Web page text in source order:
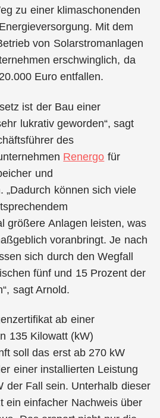
zu einer klimaschonenden
Mit dem
von Solarstromanlagen
erschwinglich, da
Euro entfallen.
ist der Bau einer
lukrativ geworden“, sagt
des
Renergo für
und
„Dadurch können sich viele
größere Anlagen leisten, was
voranbringt. Je nach
sich durch den Wegfall
fünf und 15 Prozent der
sagt Arnold.
ab einer
135 Kilowatt (kW)
soll das erst ab 270 kW
einer installierten Leistung
der Fall sein. Unterhalb dieser
ein einfacher Nachweis über